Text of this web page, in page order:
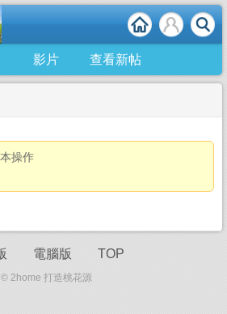
影片 查看新帖
操作
電腦版 TOP
© 2home 打造桃花源